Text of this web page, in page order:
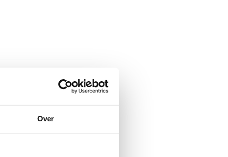
Over
Eerder werd urologie